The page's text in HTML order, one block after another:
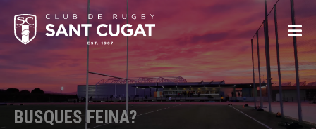
BUSQUES FEINA?